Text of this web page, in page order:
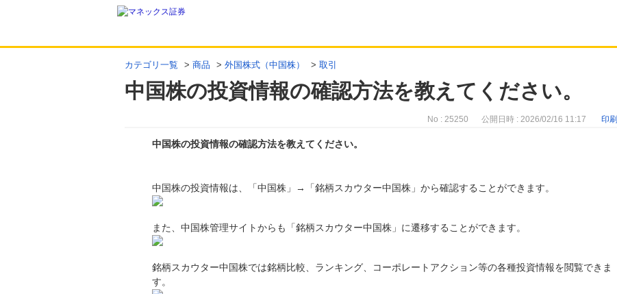
カテゴリ一覧 > 商品 > 外国株式（中国株） > 取引
中国株の投資情報の確認方法を教えてください。
No : 25250 公開日時 : 2026/02/16 11:17 印刷
中国株の投資情報の確認方法を教えてください。
中国株の投資情報は、「中国株」→「銘柄スカウター中国株」から確認することができます。
また、中国株管理サイトからも「銘柄スカウター中国株」に遷移することができます。
銘柄スカウター中国株では銘柄比較、ランキング、コーポレートアクション等の各種投資情報を閲覧できま
す。